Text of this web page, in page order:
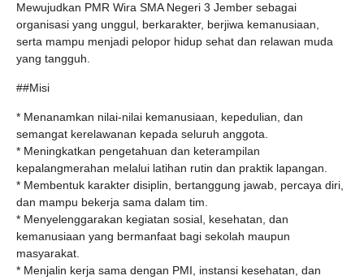
Mewujudkan PMR Wira SMA Negeri 3 Jember sebagai
organisasi yang unggul, berkarakter, berjiwa kemanusiaan,
serta mampu menjadi pelopor hidup sehat dan relawan muda
yang tangguh.
##Misi
* Menanamkan nilai-nilai kemanusiaan, kepedulian, dan
semangat kerelawanan kepada seluruh anggota.
* Meningkatkan pengetahuan dan keterampilan
kepalangmerahan melalui latihan rutin dan praktik lapangan.
* Membentuk karakter disiplin, bertanggung jawab, percaya diri,
dan mampu bekerja sama dalam tim.
* Menyelenggarakan kegiatan sosial, kesehatan, dan
kemanusiaan yang bermanfaat bagi sekolah maupun
masyarakat.
* Menjalin kerja sama dengan PMI, instansi kesehatan, dan